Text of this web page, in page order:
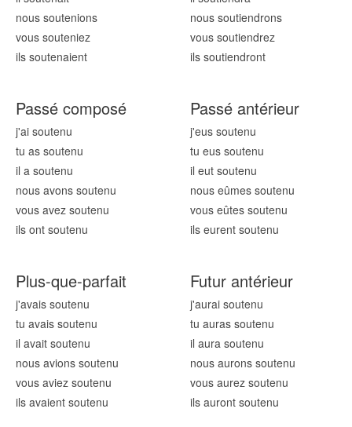
nous soutenions
vous souteniez
ils soutenaient
nous soutiendrons
vous soutiendrez
ils soutiendront
Passé composé
j'ai soutenu
tu as soutenu
il a soutenu
nous avons soutenu
vous avez soutenu
ils ont soutenu
Passé antérieur
j'eus soutenu
tu eus soutenu
il eut soutenu
nous eûmes soutenu
vous eûtes soutenu
ils eurent soutenu
Plus-que-parfait
j'avais soutenu
tu avais soutenu
il avait soutenu
nous avions soutenu
vous aviez soutenu
ils avaient soutenu
Futur antérieur
j'aurai soutenu
tu auras soutenu
il aura soutenu
nous aurons soutenu
vous aurez soutenu
ils auront soutenu